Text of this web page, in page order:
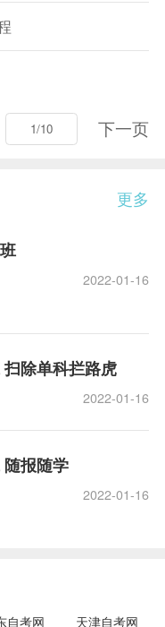
下一页
更多
2022-01-16
除单科拦路虎
2022-01-16
报随学
2022-01-16
自考网 天津自考网